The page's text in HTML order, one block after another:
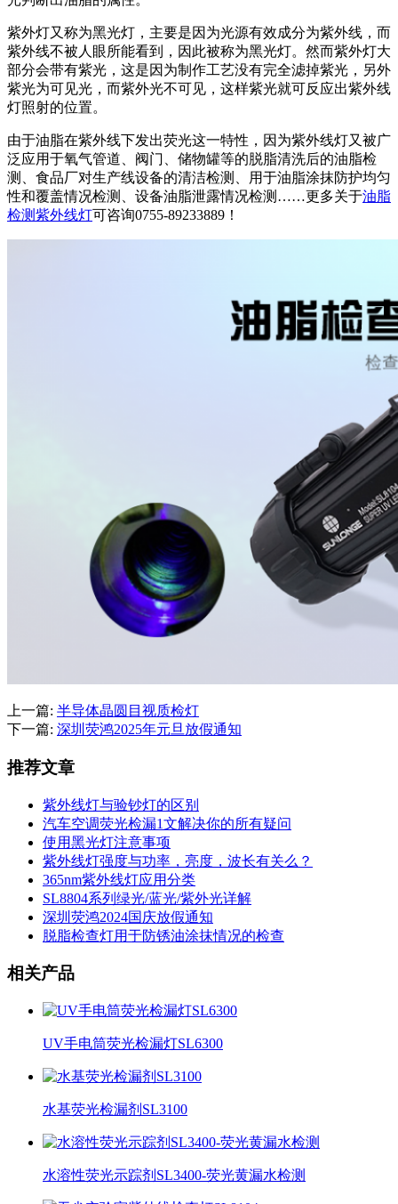
紫外灯又称为黑光灯，主要是因为光源有效成分为紫外线，而
紫外线不被人眼所能看到，因此被称为黑光灯。然而紫外灯大
部分会带有紫光，这是因为制作工艺没有完全滤掉紫光，另外
紫光为可见光，而紫外光不可见，这样紫光就可反应出紫外线
灯照射的位置。
由于油脂在紫外线下发出荧光这一特性，因为紫外线灯又被广
泛应用于氧气管道、阀门、储物罐等的脱脂清洗后的油脂检
测、食品厂对生产线设备的清洁检测、用于油脂涂抹防护均匀
性和覆盖情况检测、设备油脂泄露情况检测……更多关于油脂
检测紫外线灯可咨询0755-89233889！
上一篇: 半导体晶圆目视质检灯
下一篇: 深圳荧鸿2025年元旦放假通知
推荐文章
紫外线灯与验钞灯的区别
汽车空调荧光检漏1文解决你的所有疑问
使用黑光灯注意事项
紫外线灯强度与功率，亮度，波长有关么？
365nm紫外线灯应用分类
SL8804系列绿光/蓝光/紫外光详解
深圳荧鸿2024国庆放假通知
脱脂检查灯用于防锈油涂抹情况的检查
相关产品
UV手电筒荧光检漏灯SL6300
水基荧光检漏剂SL3100
水溶性荧光示踪剂SL3400-荧光黄漏水检测